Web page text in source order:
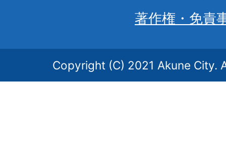
著作権・免責
Copyright (C) 2021 Akune City.